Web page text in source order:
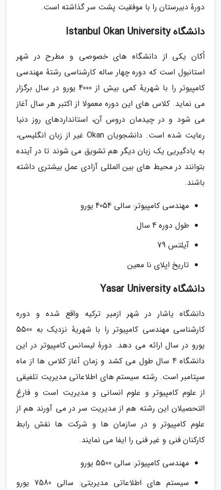
دورهٔ دبیرستان را با موفقیت پشت سر گذاشته است.
دانشگاه Istanbul Okan University
اُکان یکی از دانشگاه های خصوصی و مطرح در شهر
استانبول است که دوره چهار ساله کارشناسی رشتهٔ مهندسی
کامپیوتر را با شهریهٔ کمی بیش از 4000 یورو در سال برگزار
می نماید. کلاس های این دوره معمولا از اکتبر هر سال آغاز
می شود و در چیدمان دروس آن، استانداردهای روز دنیا
رعایت شده است. دانشجویان Okan غیر از زبان انگلیسی،
به یادگیریی یک زبان دیگر هم تشویق می شوند تا در آینده
بتوانند در محیط های بین المللی آزادی عمل بیشتری داشته
باشند.
مهندسی کامپیوتر: سالی 4054 یورو
طول دوره 4 سال
آیلتس 79
تاریخ اپلای نا معین
دانشگاه Yasar University
دانشگاه یاشار در شهر ازمیر ترکیه واقع شده و دوره
کارشناسی مهندسی کامپیوتر را با شهریهٔ نزدیک به 5500
یورو در سال ارائه می دهد. دورهٔ لیسانس کامپیوتر در این
دانشگاه 4 سال طول می کشد و زمان آغاز کلاس ها از ماه
سپتامبر است. رشته سیستم های اطلاعاتی مدیریت تلفیقی
از علوم کامپیوتر و علوم انسانی و مدیریت است و فارغ
التحصیلان این رشته هم از مدیریت سر در می آورند هم از
علوم کامپیوتر و در سازمان ها و شرکت ها نقش رابط
کارکنان فنی و غیر فنی را ایفا می نمایند.
مهندسی کامپیوتر: سالی 5500 یورو
سیستم های اطلاعاتی مدیریتی: سالی 7580 یورو